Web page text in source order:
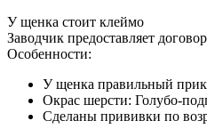
У щенка стоит клеймо
Заводчик предоставляет
Особенности:
У щенка правильный
Окрас шерсти: Голубо-
Сделаны прививки по